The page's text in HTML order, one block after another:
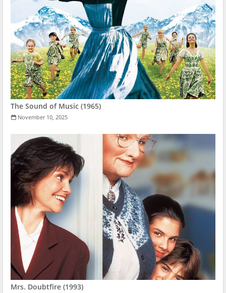
The Sound of Music (1965)
November 10, 2025
Mrs. Doubtfire (1993)